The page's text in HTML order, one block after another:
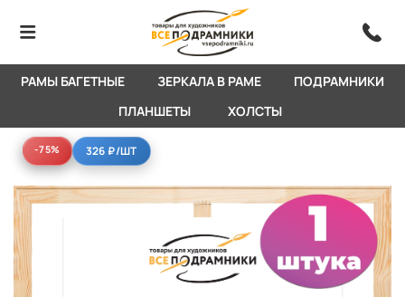
РАМЫ БАГЕТНЫЕ ЗЕРКАЛА В РАМЕ
ПОДРАМНИКИ
ПЛАНШЕТЫ
ХОЛСТЫ
-75%
-75% 326 ₽/ШТ